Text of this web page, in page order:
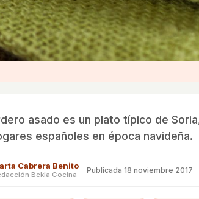
asado es un plato típico de
españoles en época navideña.
Cabrera Benito
Bekia Cocina
Publicada 18 noviembre 2017